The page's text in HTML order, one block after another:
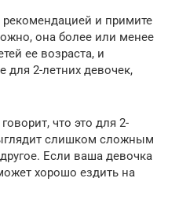
рекомендацией и примите
она более или менее
ее возраста, и
для 2-летних девочек,
что это для 2-
слишком сложным
Если ваша девочка
хорошо ездить на